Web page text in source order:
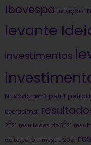
Ibovespa inflação
levante
investimentos
Nasdaq petr3 petr4
operacional
2T21 resultados do 3T21
do terceiro trimestre 2021